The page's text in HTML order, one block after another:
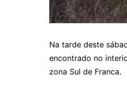
Na tarde deste
encontrado no
zona Sul de Franca.